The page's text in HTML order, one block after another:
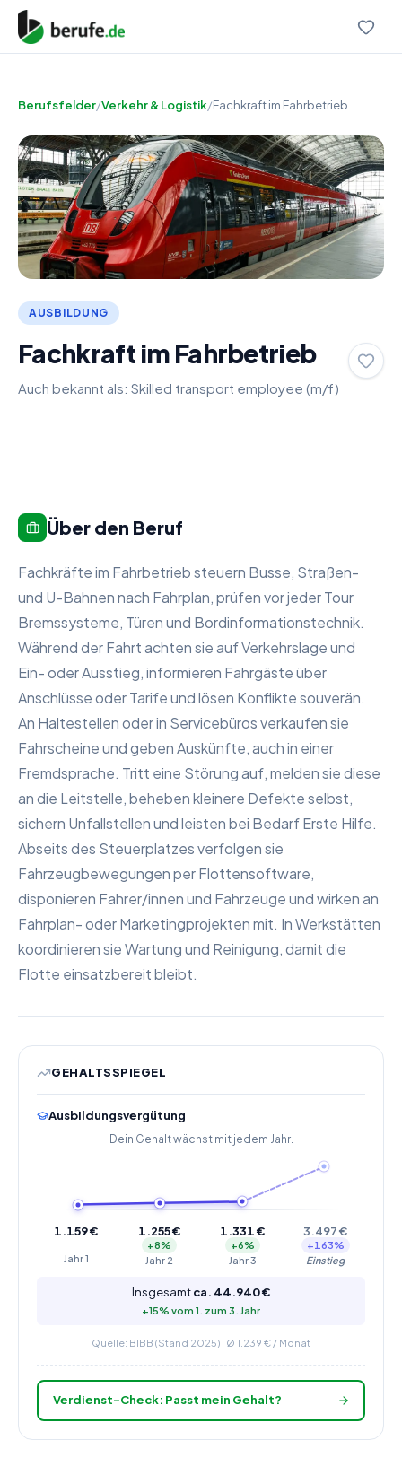
Berufsfelder/Verkehr & Logistik/Fachkraft im Fahrbetrieb
AUSBILDUNG
Fachkraft im Fahrbetrieb
Auch bekannt als: Skilled transport employee (m/f)
Über den Beruf
Fachkräfte im Fahrbetrieb steuern Busse, Straßen-
und U-Bahnen nach Fahrplan, prüfen vor jeder Tour
Bremssysteme, Türen und Bordinformationstechnik.
Während der Fahrt achten sie auf Verkehrslage und
Ein- oder Ausstieg, informieren Fahrgäste über
Anschlüsse oder Tarife und lösen Konflikte souverän.
An Haltestellen oder in Servicebüros verkaufen sie
Fahrscheine und geben Auskünfte, auch in einer
Fremdsprache. Tritt eine Störung auf, melden sie diese
an die Leitstelle, beheben kleinere Defekte selbst,
sichern Unfallstellen und leisten bei Bedarf Erste Hilfe.
Abseits des Steuerplatzes verfolgen sie
Fahrzeugbewegungen per Flottensoftware,
disponieren Fahrer/innen und Fahrzeuge und wirken an
Fahrplan- oder Marketingprojekten mit. In Werkstätten
koordinieren sie Wartung und Reinigung, damit die
Flotte einsatzbereit bleibt.
GEHALTSSPIEGEL
Ausbildungsvergütung
Dein Gehalt wächst mit jedem Jahr.
1.159€
Jahr1
1.255€
+8%
Jahr 2
1.331€
+6%
Jahr3
3.497€
+163%
Einstieg
Insgesamtca. 44.940€
+15% vom 1. zum 3 . Jahr
Quelle: BIBB (Stand 2025) · Ø 1.239 € / Monat
Verdienst-Check: Passt mein Gehalt?